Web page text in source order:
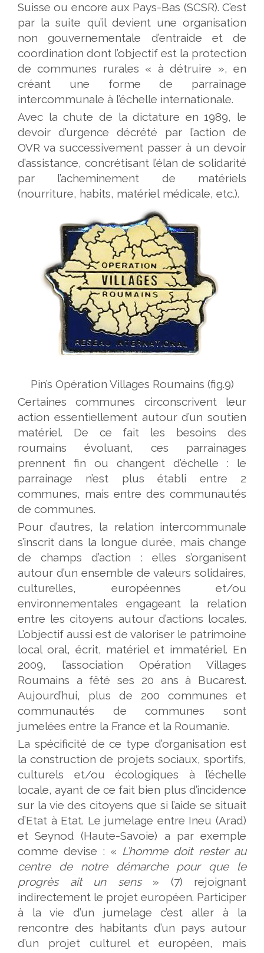
Suisse ou encore aux Pays-Bas (SCSR). C’est
par la suite qu’il devient une organisation
non gouvernementale d’entraide et de
coordination dont l’objectif est la protection
de communes rurales « à détruire », en
créant une forme de parrainage
intercommunale à l’échelle internationale.
Avec la chute de la dictature en 1989, le
devoir d’urgence décrété par l’action de
OVR va successivement passer à un devoir
d’assistance, concrétisant l’élan de solidarité
par l’acheminement de matériels
(nourriture, habits, matériel médicale, etc.).
Pin’s Opération Villages Roumains (fig.9)
Certaines communes circonscrivent leur
action essentiellement autour d’un soutien
matériel. De ce fait les besoins des
roumains évoluant, ces parrainages
prennent fin ou changent d’échelle : le
parrainage n’est plus établi entre 2
communes, mais entre des communautés
de communes.
Pour d’autres, la relation intercommunale
s’inscrit dans la longue durée, mais change
de champs d’action : elles s’organisent
autour d’un ensemble de valeurs solidaires,
culturelles, européennes et/ou
environnementales engageant la relation
entre les citoyens autour d’actions locales.
L’objectif aussi est de valoriser le patrimoine
local oral, écrit, matériel et immatériel. En
2009, l’association Opération Villages
Roumains a fêté ses 20 ans à Bucarest.
Aujourd’hui, plus de 200 communes et
communautés de communes sont
jumelées entre la France et la Roumanie.
La spécificité de ce type d’organisation est
la construction de projets sociaux, sportifs,
culturels et/ou écologiques à l’échelle
locale, ayant de ce fait bien plus d’incidence
sur la vie des citoyens que si l’aide se situait
d’Etat à Etat. Le jumelage entre Ineu (Arad)
et Seynod (Haute-Savoie) a par exemple
comme devise : « L’homme doit rester au
centre de notre démarche pour que le
progrès ait un sens» (7) rejoignant
indirectement le projet européen. Participer
à la vie d’un jumelage c’est aller à la
rencontre des habitants d’un pays autour
d’un projet culturel et européen, mais